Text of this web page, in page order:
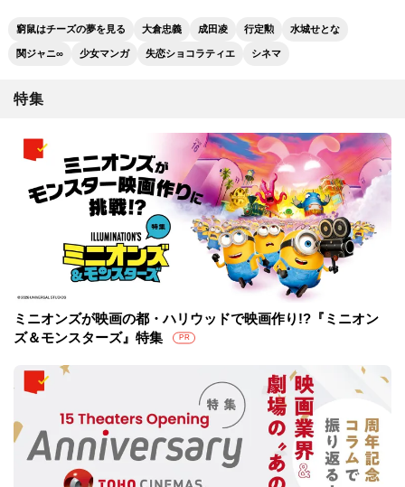
窮鼠はチーズの夢を見る 大倉忠義 成田凌 行定勲 水城せとな
関ジャニ∞ 少女マンガ 失恋ショコラティエ シネマ
特集
ミニオンズが映画の都・ハリウッドで映画作り!?『ミニオン
ズ＆モンスターズ』特集
PR